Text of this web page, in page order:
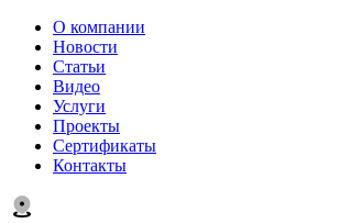
О компании
Новости
Статьи
Видео
Услуги
Проекты
Сертификаты
Контакты